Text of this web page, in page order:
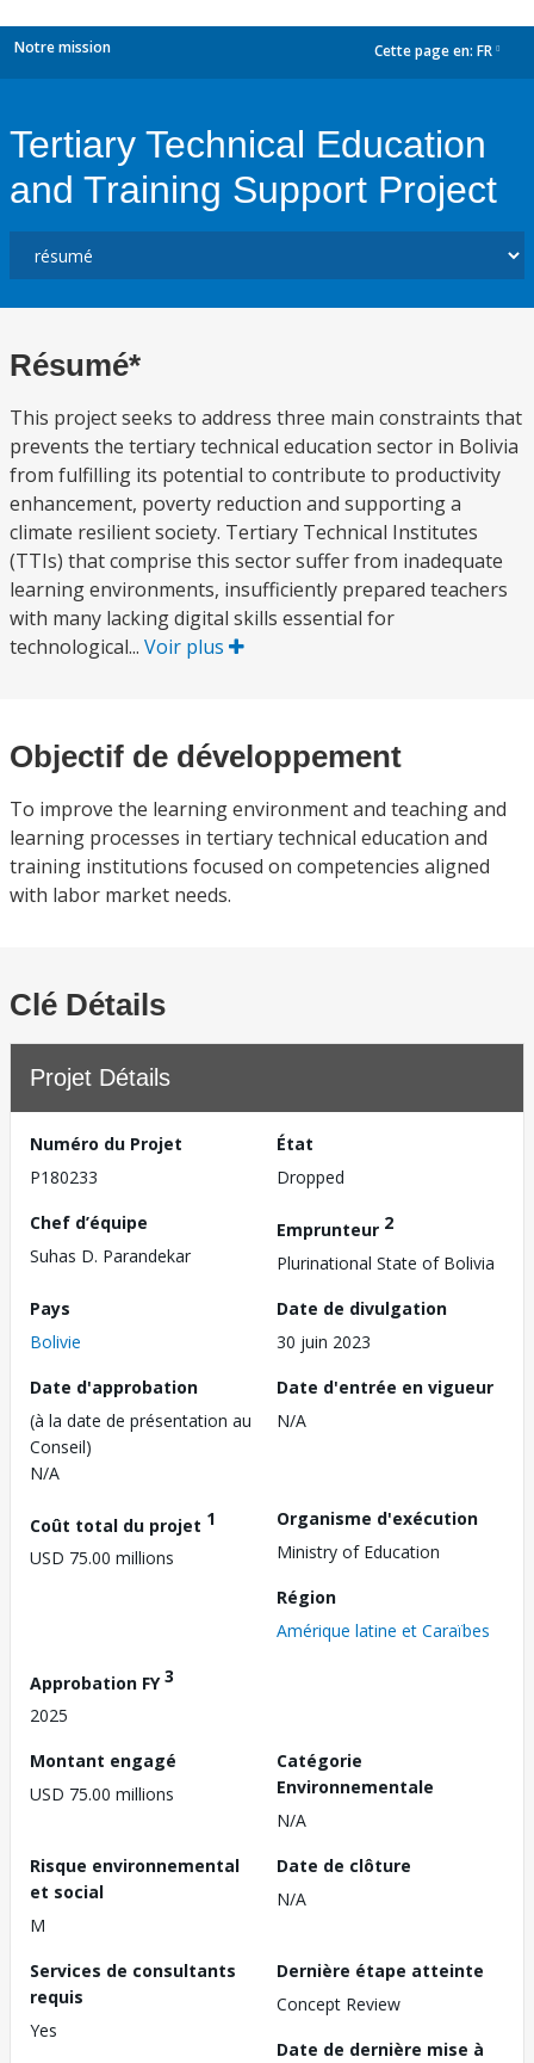
Notre mission Cette page en: FR
Tertiary Technical Education
and Training Support Project
Résumé*
This project seeks to address three main constraints that
prevents the tertiary technical education sector in Bolivia
from fulfilling its potential to contribute to productivity
enhancement, poverty reduction and supporting a
climate resilient society. Tertiary Technical Institutes
(TTIs) that comprise this sector suffer from inadequate
learning environments, insufficiently prepared teachers
with many lacking digital skills essential for
technological... Voir plus
Objectif de développement
To improve the learning environment and teaching and
learning processes in tertiary technical education and
training institutions focused on competencies aligned
with labor market needs.
Clé Détails
Projet Détails
Numéro du Projet
P180233
État
Dropped
Chef d’équipe
Suhas D. Parandekar
Emprunteur 2
Plurinational State of Bolivia
Pays
Bolivie
Date de divulgation
30 juin 2023
Date d'approbation
(à la date de présentation au
Conseil)
N/A
Date d'entrée en vigueur
N/A
Coût total du projet 1
USD 75.00 millions
Organisme d'exécution
Ministry of Education
Région
Amérique latine et Caraïbes
Approbation FY3
2025
Montant engagé
USD 75.00 millions
Catégorie
Environnementale
N/A
Risque environnemental
et social
M
Date de clôture
N/A
Services de consultants
requis
Yes
Dernière étape atteinte
Concept Review
Date de dernière mise à